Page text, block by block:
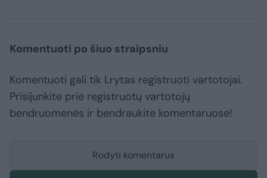
Komentuoti po šiuo straipsniu
Komentuoti gali tik Lrytas registruoti vartotojai.
Prisijunkite prie registruotų vartotojų
bendruomenės ir bendraukite komentaruose!
Rodyti komentarus